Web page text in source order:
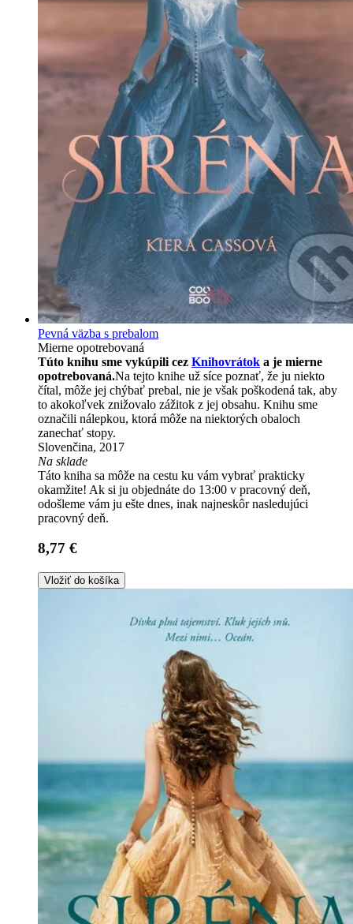
Pevná väzba s prebalom
Mierne opotrebovaná
Túto knihu sme vykúpili cez Knihovrátok a je mierne
opotrebovaná.Na tejto knihe už síce poznať, že ju niekto
čítal, môže jej chýbať prebal, nie je však poškodená tak, aby
to akokoľvek znižovalo zážitok z jej obsahu. Knihu sme
označili nálepkou, ktorá môže na niektorých obaloch
zanechať stopy.
Slovenčina, 2017
Na sklade
Táto kniha sa môže na cestu ku vám vybrať prakticky
okamžite! Ak si ju objednáte do 13:00 v pracovný deň,
odošleme vám ju ešte dnes, inak najneskôr nasledujúci
pracovný deň.
8,77 €
Vložiť do košíka